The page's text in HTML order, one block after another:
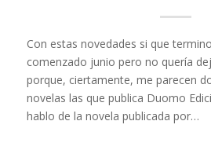
Con estas novedades si que
comenzado junio pero no quería
porque, ciertamente, me parecen
novelas las que publica Duomo
hablo de la novela publicada por…